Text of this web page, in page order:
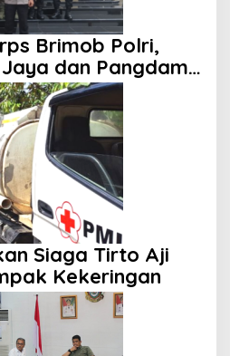
Brimob Polri,
dan Pangdam
TNI-Polri
Siaga Tirto Aji
Kekeringan